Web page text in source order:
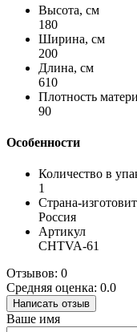
Высота, см
180
Ширина, см
200
Длина, см
610
Плотность
90
Особенности
Количество в
1
Страна-
Россия
Артикул
CHTVA-61
Отзывов: 0
Средняя оценка: 0.0
Написать отзыв
Ваше имя